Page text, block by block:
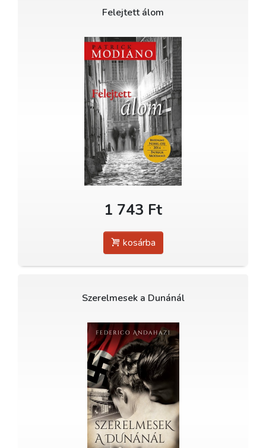
Felejtett álom
1 743 Ft
kosárba
Szerelmesek a Dunánál